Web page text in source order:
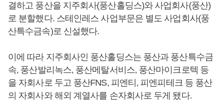
결하고 풍산을 지주회사(풍산홀딩스)와 사업회사(풍산)
로 분할했다. 스테인레스 사업부문은 별도 사업회사(풍
산특수금속)로 신설했다.
이에 따라 지주회사인 풍산홀딩스는 풍산과 풍산특수금
속, 풍산발리녹스, 풍산메탈서비스, 풍산마이크로텍 등
을 자회사로 두고 풍산FNS, 피엔티, 피엔피테크 등 풍산
의 자회사와 해외 계열사를 손자회사로 두게 됐다.